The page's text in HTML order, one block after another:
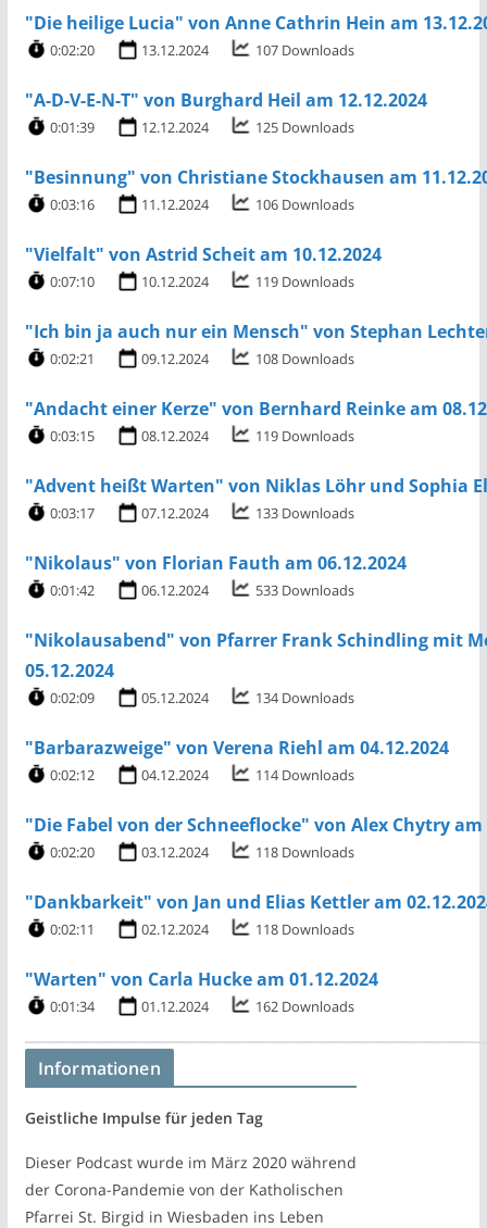
"Die heilige Lucia" von Anne Cathrin Hein am
0:02:20 13.12.2024 107 Downloads
"A-D-V-E-N-T" von Burghard Heil am 12.12.2024
0:01:39 12.12.2024 125 Downloads
"Besinnung" von Christiane Stockhausen am
0:03:16 11.12.2024 106 Downloads
"Vielfalt" von Astrid Scheit am 10.12.2024
0:07:10 10.12.2024 119 Downloads
"Ich bin ja auch nur ein Mensch" von Stephan
0:02:21 09.12.2024 108 Downloads
"Andacht einer Kerze" von Bernhard Reinke am
0:03:15 08.12.2024 119 Downloads
"Advent heißt Warten" von Niklas Löhr und Sophia
0:03:17 07.12.2024 133 Downloads
"Nikolaus" von Florian Fauth am 06.12.2024
0:01:42 06.12.2024 533 Downloads
"Nikolausabend" von Pfarrer Frank Schindling mit
05.12.2024
0:02:09 05.12.2024 134 Downloads
"Barbarazweige" von Verena Riehl am 04.12.2024
0:02:12 04.12.2024 114 Downloads
"Die Fabel von der Schneeflocke" von Alex Chytry am
0:02:20 03.12.2024 118 Downloads
"Dankbarkeit" von Jan und Elias Kettler am
0:02:11 02.12.2024 118 Downloads
"Warten" von Carla Hucke am 01.12.2024
0:01:34 01.12.2024 162 Downloads
Informationen
Geistliche Impulse für jeden Tag
Dieser Podcast wurde im März 2020 während
der Corona-Pandemie von der Katholischen
Pfarrei St. Birgid in Wiesbaden ins Leben